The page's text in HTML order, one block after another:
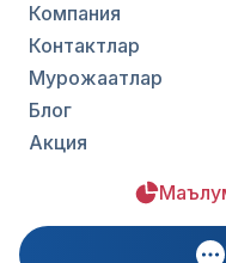
Компания
Контактлар
Мурожаатлар
Блог
Акция